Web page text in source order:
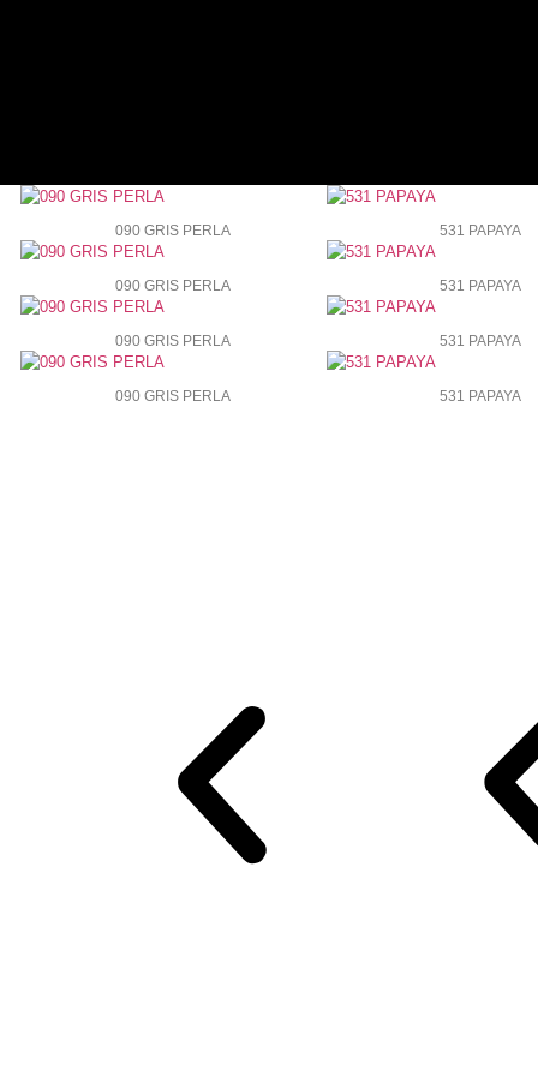
090 GRIS PERLA
090 GRIS PERLA
090 GRIS PERLA
090 GRIS PERLA
531 PAPAYA
531 PAPAYA
531 PAPAYA
531 PAPAYA